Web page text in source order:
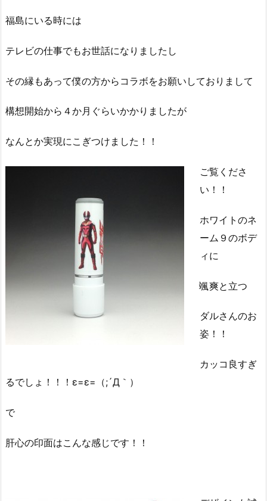
福島にいる時には
テレビの仕事でもお世話になりましたし
その縁もあって僕の方からコラボをお願いしておりまして
構想開始から４か月ぐらいかかりましたが
なんとか実現にこぎつけました！！
ご覧くださ
い！！
ホワイトのネ
ーム９のボデ
ィに
颯爽と立つ
ダルさんのお
姿！！
カッコ良すぎ
るでしょ！！！ε=ε=（;´Д｀）
で
肝心の印面はこんな感じです！！